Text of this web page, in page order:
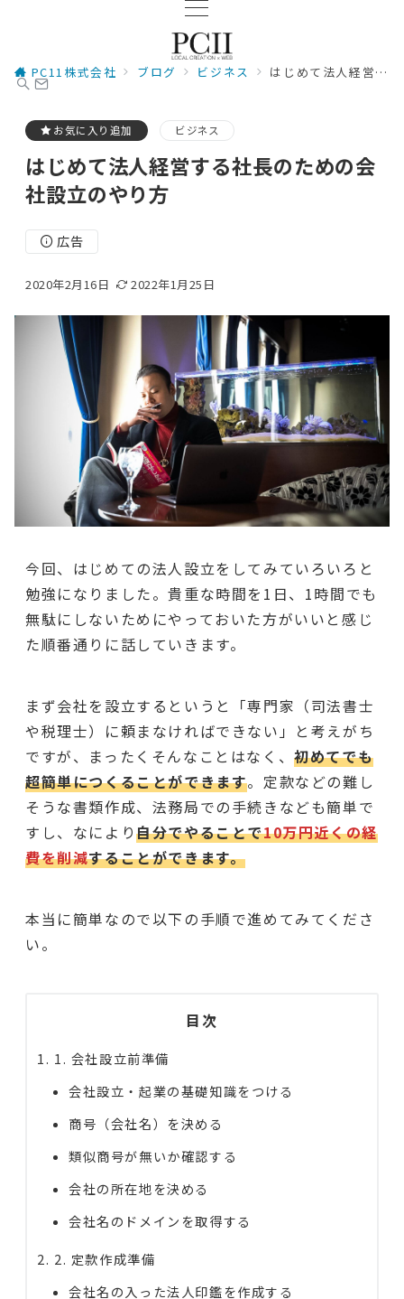
PC11株式会社 ブログ ビジネス はじめて法人経営する社長のための会社設立のやり方
お気に入り追加 ビジネス
はじめて法人経営する社長のための会
社設立のやり方
広告
2020年2月16日 2022年1月25日
今回、はじめての法人設立をしてみていろいろと
勉強になりました。貴重な時間を1日、1時間でも
無駄にしないためにやっておいた方がいいと感じ
た順番通りに話していきます。
まず会社を設立するというと「専門家（司法書士
や税理士）に頼まなければできない」と考えがち
ですが、まったくそんなことはなく、初めてでも
超簡単につくることができます。定款などの難し
そうな書類作成、法務局での手続きなども簡単で
すし、なにより自分でやることで10万円近くの経
費を削減することができます。
本当に簡単なので以下の手順で進めてみてくださ
い。
目次
1. 会社設立前準備
会社設立・起業の基礎知識をつける
商号（会社名）を決める
類似商号が無いか確認する
会社の所在地を決める
会社名のドメインを取得する
2. 定款作成準備
会社名の入った法人印鑑を作成する